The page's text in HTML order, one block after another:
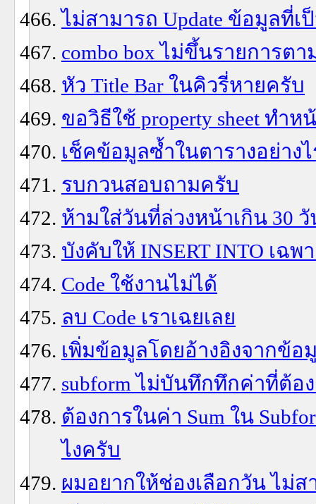
ไม่สามารถ Update ข้อมูลที่เ
combo box ไม่ขึ้นรายการต
หัว Title Bar ในคิวรี่หายครับ
ขอวิธีใช้ property sheet ทำห
เช็คข้อมูลซ้ำในตารางอย่าง
รบกวนสอบถามครับ
ห้ามใส่วันที่ล่วงหน้าเกิน 30 วั
บังคับให้ INSERT INTO เฉ
Code ใช้งานไม่ได้
ลบ Code เราเฉยเลย
เพิ่มข้อมูลโดยอ้างอิงจากข้อ
subform ไม่บันทึกทึกค่าที่ต้อง
ต้องการในค่า Sum ใน
ไงครับ
ผมอยากให้ช่องเลือกวัน ไม่ส